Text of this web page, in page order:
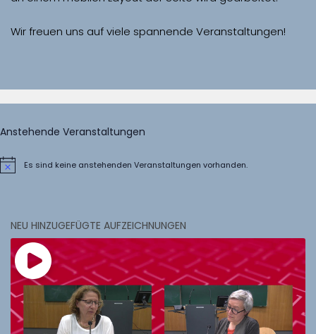
Wir freuen uns auf viele spannende Veranstaltungen!
Anstehende Veranstaltungen
HinweisEs sind keine anstehenden Veranstaltungen vorhanden.
NEU HINZUGEFÜGTE AUFZEICHNUNGEN